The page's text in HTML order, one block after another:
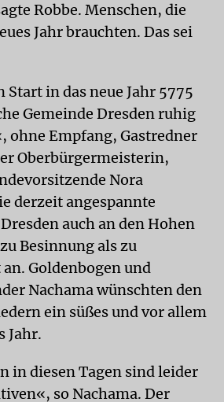
Robbe. Menschen, die
Jahr brauchten. Das sei
Start in das neue Jahr 5775
Gemeinde Dresden ruhig
ohne Empfang, Gastredner
Oberbürgermeisterin,
Nora
derzeit angespannte
auch an den Hohen
Besinnung als zu
Goldenbogen und
Nachama wünschten den
ein süßes und vor allem
Jahr.
in diesen Tagen sind leider
so Nachama. Der